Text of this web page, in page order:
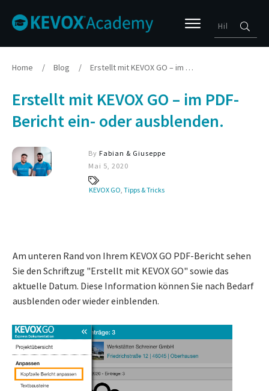
Home / Blog / Erstellt mit KEVOX GO – im PDF-Bericht ein- oder ausblenden.
Erstellt mit KEVOX GO – im PDF-
Bericht ein- oder ausblenden.
By Fabian & Giuseppe
Mai 5, 2020
KEVOX GO,Tipps & Tricks
Am unteren Rand von Ihrem KEVOX GO PDF-Bericht sehen
Sie den Schriftzug "Erstellt mit KEVOX GO" sowie das
aktuelle Datum. Diese Information können Sie nach Bedarf
ausblenden oder wieder einblenden.